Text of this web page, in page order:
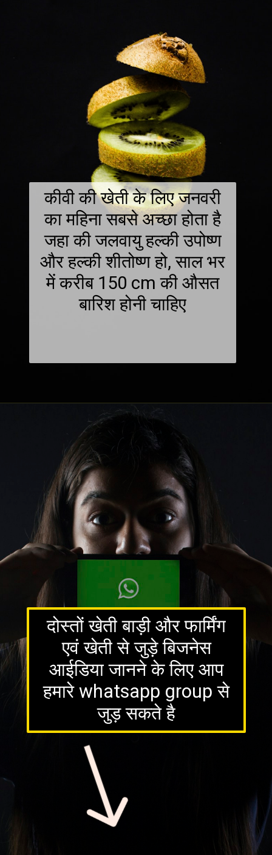
कीवी की खेती के लिए जनवरी
का महिना सबसे अच्छा होता है
जहा की जलवायु हल्की उपोष्ण
और हल्की शीतोष्ण हो, साल भर
में करीब 150 cm की औसत
बारिश होनी चाहिए
दोस्तों खेती बाड़ी और फार्मिंग
एवं खेती से जुड़े बिजनेस
आईडिया जानने के लिए आप
हमारे whatsapp group से
जुड़ सकते है